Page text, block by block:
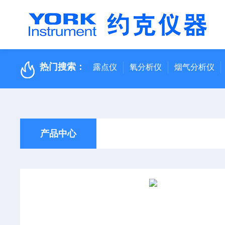
热门搜索： 露点仪 氧分析仪 烟气分析仪
产品中心